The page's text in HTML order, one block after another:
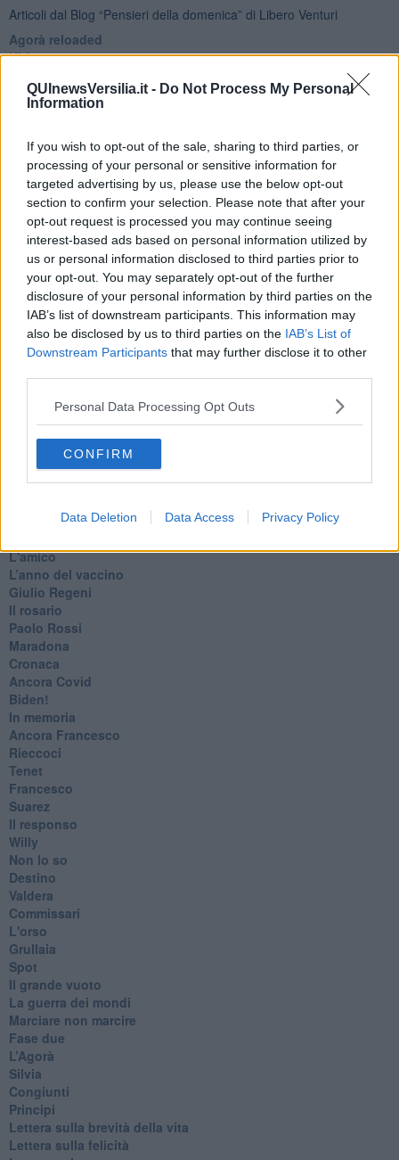
QUInewsVersilia.it - Do Not Process My Personal
Information
If you wish to opt-out of the sale, sharing to third parties, or
processing of your personal or sensitive information for
targeted advertising by us, please use the below opt-out
section to confirm your selection. Please note that after your
opt-out request is processed you may continue seeing
interest-based ads based on personal information utilized by
us or personal information disclosed to third parties prior to
your opt-out. You may separately opt-out of the further
disclosure of your personal information by third parties on the
IAB’s list of downstream participants. This information may
also be disclosed by us to third parties on the IAB’s List of
Downstream Participants that may further disclose it to other
Personal Data Processing Opt Outs
CONFIRM
Data Deletion Data Access Privacy Policy
Articoli dal Blog “Pensieri della domenica” di Libero Venturi
​Agorà reloaded
Ultimo
Carrà
Può darsi
Acciaio
Il Presidente
​Il Giro
Insopportabile
​Mentre
Luana
​Ci vuole Fedez
​Cronaca di un vaccino annunciato
​Liberazione
Esternazioni
Vaxzevria
Nazionali
​Ricorrenze e celebrazioni
Marte
​I soliti noti
​Vaccine Easing
No profit
Dragonheart
L'amico
​L’anno del vaccino
Giulio Regeni
​Il rosario
Paolo Rossi
Maradona
Cronaca
​Ancora Covid
​Biden!
In memoria
​Ancora Francesco
Rieccoci
Tenet
Francesco
Suarez
​Il responso
Willy
Non lo so
Destino
Valdera
Commissari
L'orso
Grullaia
Spot
​Il grande vuoto
​La guerra dei mondi
Marciare non marcire
Fase due
L’Agorà
Silvia
Congiunti
Principi
​Lettera sulla brevità della vita
​Lettera sulla felicità